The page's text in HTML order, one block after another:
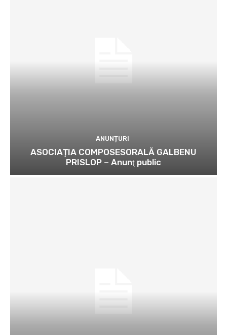
ANUNȚURI
ASOCIAȚIA COMPOSESORALĂ GALBENU
PRISLOP – Anunţ public